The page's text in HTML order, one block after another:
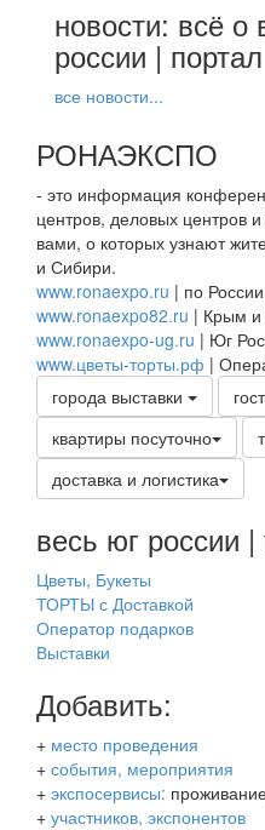
новости: всё о
россии |
все новости...
РОНАЭКСПО
- это информация
центров, деловых центров
вами, о которых узнают
и Сибири.
www.ronaexpo.ru | по России
www.ronaexpo82.ru | Крым
www.ronaexpo-ug.ru | Юг
www.цветы-торты.рф |
города выставки
квартиры посуточно
доставка и логистика
весь юг россии |
Цветы, Букеты
ТОРТЫ с Доставкой
Оператор подарков
Выставки
Добавить:
+ место проведения
+ события, мероприятия
+ экспосервисы:
+ участников, экспонентов